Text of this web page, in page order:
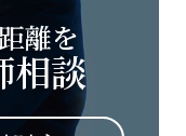
離を
相談